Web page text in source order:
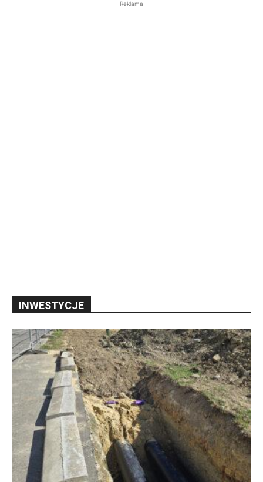
Reklama
INWESTYCJE